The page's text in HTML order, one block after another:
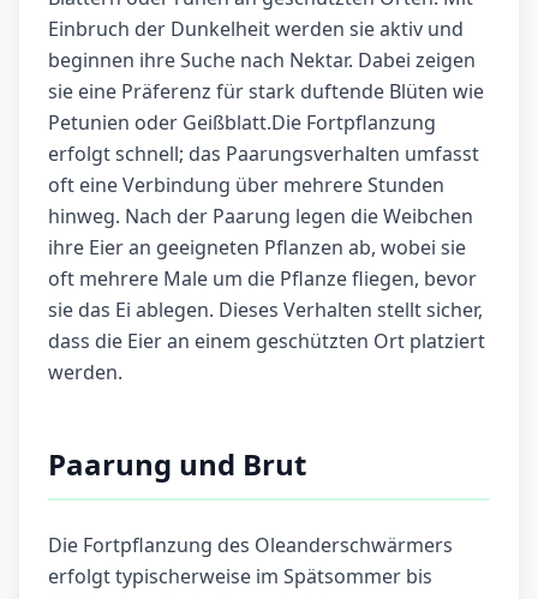
Einbruch der Dunkelheit werden sie aktiv und
beginnen ihre Suche nach Nektar. Dabei zeigen
sie eine Präferenz für stark duftende Blüten wie
Petunien oder Geißblatt.Die Fortpflanzung
erfolgt schnell; das Paarungsverhalten umfasst
oft eine Verbindung über mehrere Stunden
hinweg. Nach der Paarung legen die Weibchen
ihre Eier an geeigneten Pflanzen ab, wobei sie
oft mehrere Male um die Pflanze fliegen, bevor
sie das Ei ablegen. Dieses Verhalten stellt sicher,
dass die Eier an einem geschützten Ort platziert
werden.
Paarung und Brut
Die Fortpflanzung des Oleanderschwärmers
erfolgt typischerweise im Spätsommer bis